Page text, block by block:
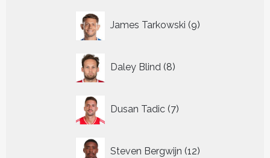
James Tarkowski 9
producten
Daley Blind 8
producten
Dusan Tadic 7
producten
Steven Bergwijn 12